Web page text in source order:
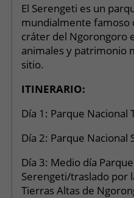
El Serengeti es un
mundialmente famoso
cráter del Ngorongoro
animales y patrimonio
sitio.
ITINERARIO:
Día 1: Parque Nacional
Día 2: Parque Nacional
Día 3: Medio día
Serengeti/traslado por
Tierras Altas de